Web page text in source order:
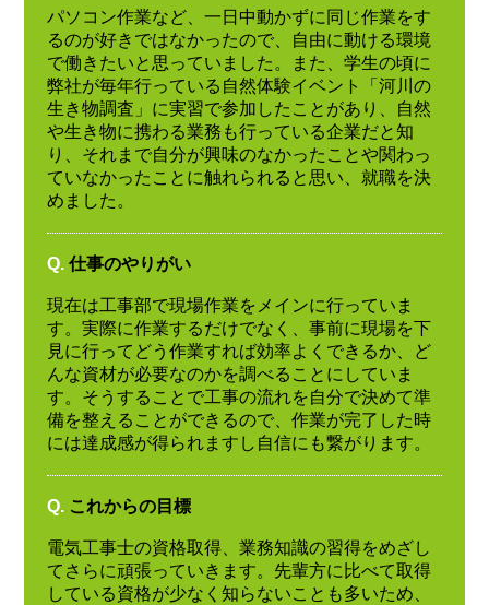
パソコン作業など、一日中動かずに同じ作業をす
るのが好きではなかったので、自由に動ける環境
で働きたいと思っていました。また、学生の頃に
弊社が毎年行っている自然体験イベント「河川の
生き物調査」に実習で参加したことがあり、自然
や生き物に携わる業務も行っている企業だと知
り、それまで自分が興味のなかったことや関わっ
ていなかったことに触れられると思い、就職を決
めました。
Q. 仕事のやりがい
現在は工事部で現場作業をメインに行っていま
す。実際に作業するだけでなく、事前に現場を下
見に行ってどう作業すれば効率よくできるか、ど
んな資材が必要なのかを調べることにしていま
す。そうすることで工事の流れを自分で決めて準
備を整えることができるので、作業が完了した時
には達成感が得られますし自信にも繋がります。
Q. これからの目標
電気工事士の資格取得、業務知識の習得をめざし
てさらに頑張っていきます。先輩方に比べて取得
している資格が少なく知らないことも多いため、